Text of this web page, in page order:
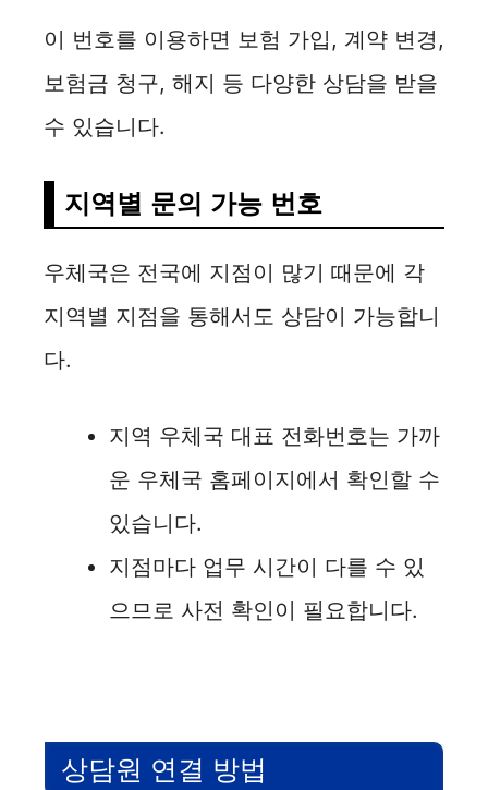
이 번호를 이용하면 보험 가입, 계약 변경,
보험금 청구, 해지 등 다양한 상담을 받을
수 있습니다.
지역별 문의 가능 번호
우체국은 전국에 지점이 많기 때문에 각
지역별 지점을 통해서도 상담이 가능합니
다.
지역 우체국 대표 전화번호는 가까
운 우체국 홈페이지에서 확인할 수
있습니다.
지점마다 업무 시간이 다를 수 있
으므로 사전 확인이 필요합니다.
상담원 연결 방법